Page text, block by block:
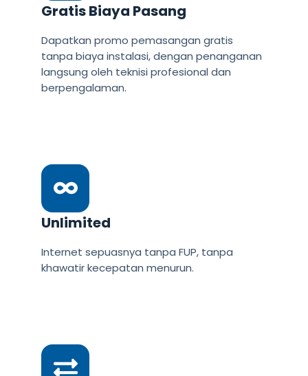
Gratis Biaya Pasang
Dapatkan promo pemasangan gratis
tanpa biaya instalasi, dengan penanganan
langsung oleh teknisi profesional dan
berpengalaman.
Unlimited
Internet sepuasnya tanpa FUP, tanpa
khawatir kecepatan menurun.